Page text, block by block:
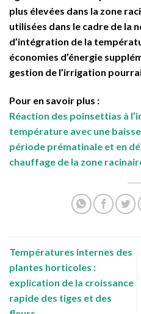
plus élevées dans la zone
utilisées dans le cadre de la
d’intégration de la
économies d’énergie
gestion de l’irrigation
Pour en savoir plus :
Réaction des poinsettias à
température avec une
période prématinale et en
chauffage de la zone
Températures internes des
plantes horticoles :
explication de la croissance
rapide des tiges et des